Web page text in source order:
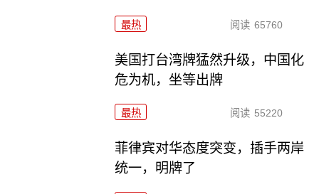
最热 阅读 65760
美国打台湾牌猛然升级，中国化
危为机，坐等出牌
最热 阅读 55220
菲律宾对华态度突变，插手两岸
统一，明牌了